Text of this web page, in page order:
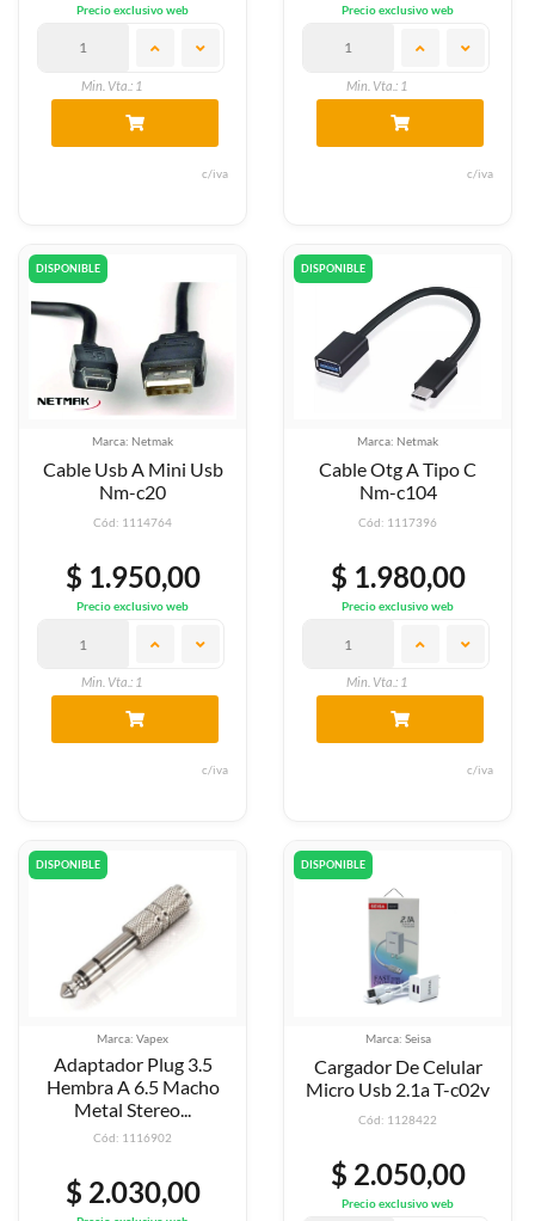
Precio exclusivo web
Min. Vta.: 1
c/iva
Precio exclusivo web
Min. Vta.: 1
c/iva
DISPONIBLE
Marca: Netmak
Cable Usb A Mini Usb
Nm-c20
Cód: 1114764
$ 1.950,00
Precio exclusivo web
Min. Vta.: 1
c/iva
DISPONIBLE
Marca: Netmak
Cable Otg A Tipo C
Nm-c104
Cód: 1117396
$ 1.980,00
Precio exclusivo web
Min. Vta.: 1
c/iva
DISPONIBLE
Marca: Vapex
Adaptador Plug 3.5
Hembra A 6.5 Macho
Metal Stereo...
Cód: 1116902
$ 2.030,00
DISPONIBLE
Marca: Seisa
Cargador De Celular
Micro Usb 2.1a T-c02v
Cód: 1128422
$ 2.050,00
Precio exclusivo web